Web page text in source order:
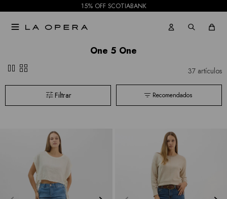
15% OFF SCOTIABANK

One 5 One
pause grid_view 37 artículos
Recomendados